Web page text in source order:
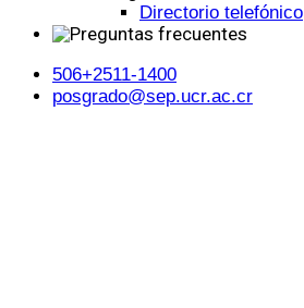
Directorio telefónico
506+2511-1400
posgrado@sep.ucr.ac.cr